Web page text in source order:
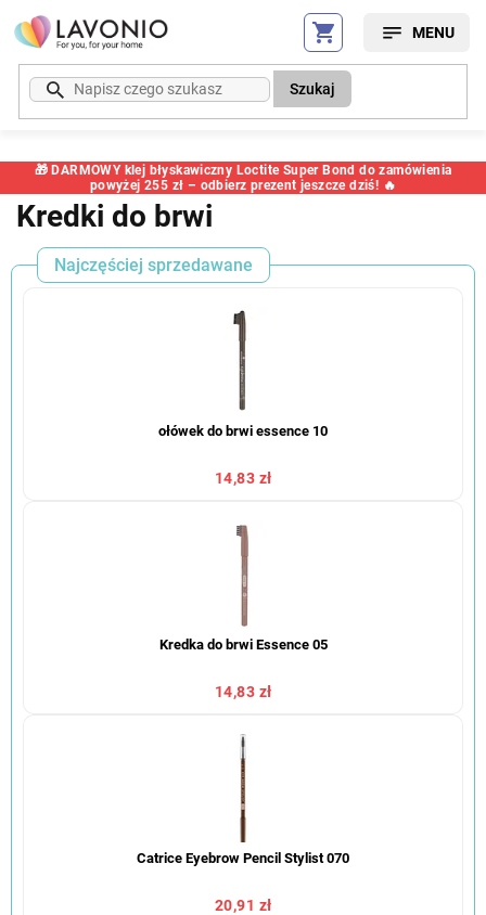
Przejść
do
treści
🎁 DARMOWY klej błyskawiczny Loctite Super Bond do zamówienia
powyżej 255 zł – odbierz prezent jeszcze dziś! 🔥
Szukaj
Kredki do brwi
Najczęściej sprzedawane
ołówek do brwi essence 10
14,83 zł
Kredka do brwi Essence 05
14,83 zł
Catrice Eyebrow Pencil Stylist 070
20,91 zł